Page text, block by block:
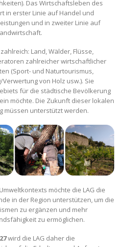
Das Wirtschaftsleben des
in erster Linie auf Handel und
und in zweiter Linie auf
Land, Wälder, Flüsse,
zahlreicher wirtschaftlicher
(Sport- und Naturtourismus,
von Holz usw.). Sie
für die städtische Bevölkerung
möchte. Die Zukunft dieser lokalen
müssen unterstützt werden.
möchte die LAG die
in der Region unterstützen, um die
zu ergänzen und mehr
zu ermöglichen.
wird die LAG daher die